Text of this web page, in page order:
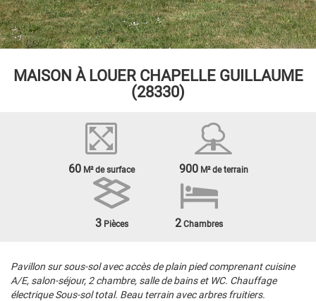
MAISON À LOUERCHAPELLE GUILLAUME
(28330)
60M² de surface 900M² de terrain
3 Pièces 2 Chambres
Pavillon sur sous-sol avec accès de plain pied comprenant cuisine
A/E, salon-séjour, 2 chambre, salle de bains et WC. Chauffage
électrique Sous-sol total. Beau terrain avec arbres fruitiers.